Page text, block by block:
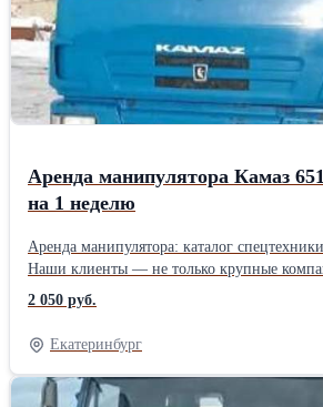
Аренда манипулятора Камаз
на 1 неделю
Аренда манипулятора: каталог
Наши клиенты — не только крупные
спецтехники может понадобиться не только
строительного процесса, но и при
задач, связанных с необходимостью
перемещения на объекте больших и тяжелых
предлагаем аренду манипулятора Daewoo
современная модель универсального
2 050 руб.
Екатеринбург